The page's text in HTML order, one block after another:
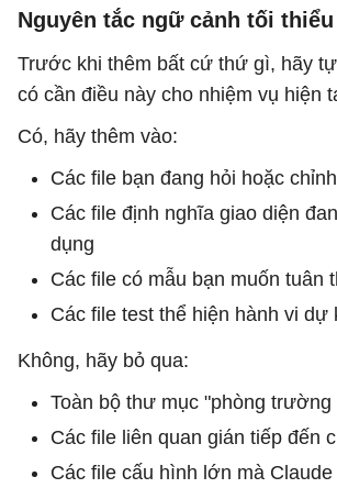
Nguyên tắc ngữ cảnh tối
Trước khi thêm bất cứ thứ gì, hãy
có cần điều này cho nhiệm vụ hiện
Có, hãy thêm vào:
Các file bạn đang hỏi hoặc
Các file định nghĩa giao diện
dụng
Các file có mẫu bạn muốn tuân
Các file test thể hiện hành vi dự
Không, hãy bỏ qua:
Toàn bộ thư mục "phòng trường
Các file liên quan gián tiếp đến
Các file cấu hình lớn mà